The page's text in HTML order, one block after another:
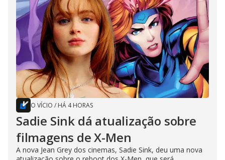
O VÍCIO / HÁ 4 HORAS
Sadie Sink dá atualização sobre
filmagens de X-Men
A nova Jean Grey dos cinemas, Sadie Sink, deu uma nova